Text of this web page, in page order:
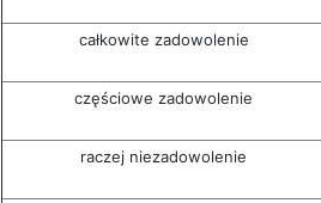
całkowite zadowolenie
częściowe zadowolenie
raczej niezadowolenie